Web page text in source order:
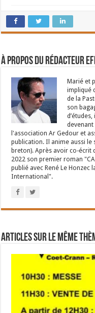
À propos du rédacteur
Marié et
impliqué
de la
son
d’études,
l'association Ar Gedour et
publication. Il anime aussi
breton). Après avoir co-écrit
2022 son premier roman
publié avec René Le Honzec
International".
Articles sur le même